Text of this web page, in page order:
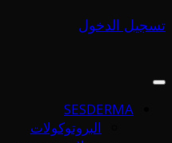
تسجيل الدخول
SESDERMA
البروتوكولات